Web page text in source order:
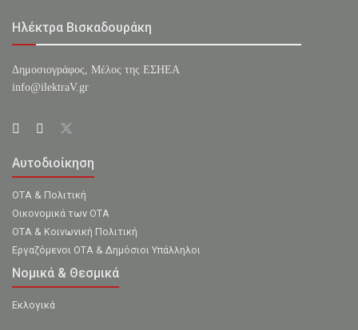
Ηλέκτρα Βισκαδουράκη
Δημοσιογράφος, Μέλος της ΕΣHΕΑ
info@ilektraV.gr
Αυτοδιοίκηση
ΟΤΑ & Πολιτική
Οικονομικά των ΟΤΑ
ΟΤΑ & Κοινωνική Πολιτική
Εργαζόμενοι ΟΤΑ & Δημόσιοι Υπάλληλοι
Νομικά & Θεσμικά
Εκλογικά